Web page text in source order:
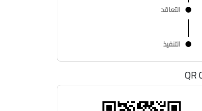
التعاقد
التنفيذ
QR